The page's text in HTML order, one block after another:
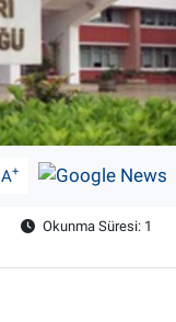
A+
Okunma Süresi: 1